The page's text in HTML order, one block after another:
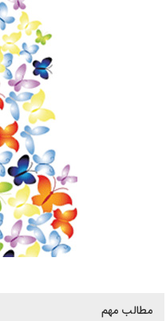
مطالب مهم